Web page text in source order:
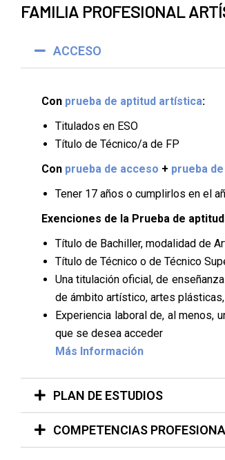
FAMILIA PROFESIONAL
ACCESO
Con prueba de aptitud artística:
Titulados en ESO
Título de Técnico/a de FP
Con prueba de acceso + prueba
Tener 17 años o cumplirlos en el
Exenciones de la Prueba de
Título de Bachiller, modalidad de
Título de Técnico o de Técnico
Una titulación oficial, de
de ámbito artístico, artes
Experiencia laboral de, al menos,
que se desea acceder
Más Información
PLAN DE ESTUDIOS
COMPETENCIAS